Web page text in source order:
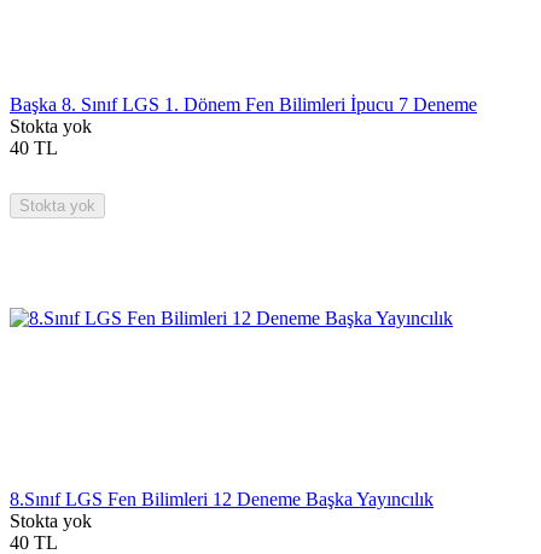
Başka 8. Sınıf LGS 1. Dönem Fen Bilimleri İpucu 7 Deneme
Stokta yok
40 TL
Stokta yok
8.Sınıf LGS Fen Bilimleri 12 Deneme Başka Yayıncılık
Stokta yok
40 TL